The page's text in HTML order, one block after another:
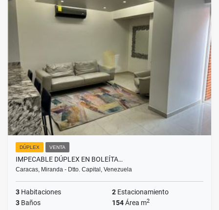
DÚPLEX VENTA
IMPECABLE DÚPLEX EN BOLEÍTA…
Caracas, Miranda - Dtto. Capital, Venezuela
3 Habitaciones 2 Estacionamiento
3 Baños 154Área m2